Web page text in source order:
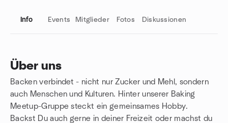
Info Events Mitglieder Fotos Diskussionen
Über uns
Backen verbindet - nicht nur Zucker und Mehl, sondern
auch Menschen und Kulturen. Hinter unserer Baking
Meetup-Gruppe steckt ein gemeinsames Hobby.
Backst Du auch gerne in deiner Freizeit oder machst du
Gruppenlinks